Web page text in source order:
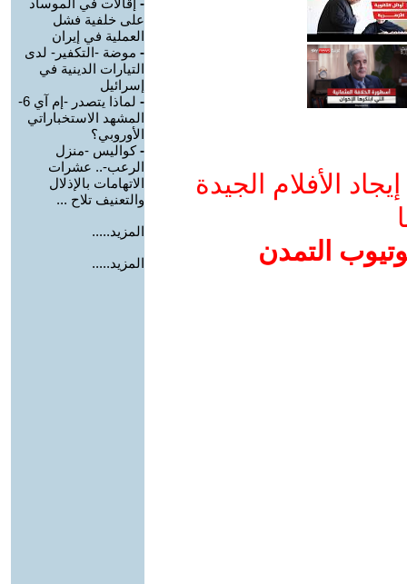
الأفلام الجيدة
التمدن
- إقالات في الموساد
على خلفية فشل
العملية في إيران
- موضة -التكفير- لدى
التيارات الدينية في
إسرائيل
-
لماذا يتصدر -إم آي 6-
المشهد الاستخباراتي
الأوروبي؟
-كواليس -منزل
الرعب-.. عشرات
الاتهامات بالإذلال
والتعنيف تلاح ...
المزيد.....
المزيد.....